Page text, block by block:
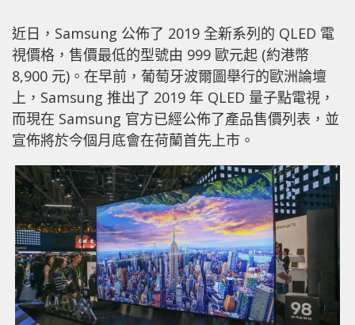
近日，Samsung 公佈了 2019 全新系列的 QLED 電
視價格，售價最低的型號由 999 歐元起 (約港幣
8,900 元)。在早前，葡萄牙波爾圖舉行的歐洲論壇
上，Samsung 推出了 2019 年 QLED 量子點電視，
而現在 Samsung 官方已經公佈了產品售價列表，並
宣佈將於今個月底會在荷蘭首先上市。